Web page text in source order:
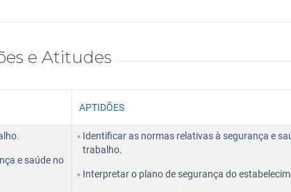
e Atitudes
APTIDÕES
e saúde no
Identificar as normas relativas à segurança e
trabalho.
Interpretar o plano de segurança do